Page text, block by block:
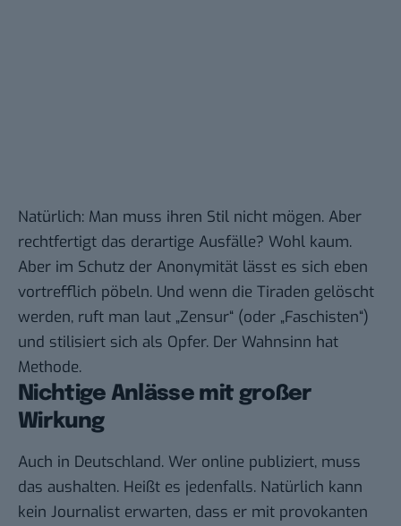
Natürlich: Man muss ihren Stil nicht mögen. Aber
rechtfertigt das derartige Ausfälle? Wohl kaum.
Aber im Schutz der Anonymität lässt es sich eben
vortrefflich pöbeln. Und wenn die Tiraden gelöscht
werden, ruft man laut „Zensur“ (oder „Faschisten“)
und stilisiert sich als Opfer. Der Wahnsinn hat
Methode.
Nichtige Anlässe mit großer
Wirkung
Auch in Deutschland. Wer online publiziert, muss
das aushalten. Heißt es jedenfalls. Natürlich kann
kein Journalist erwarten, dass er mit provokanten